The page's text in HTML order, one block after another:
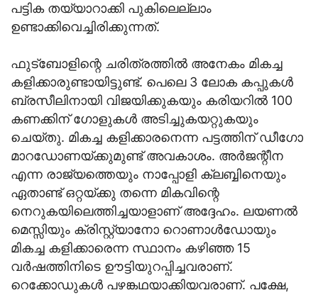
പട്ടിക തയ്യാറാക്കി പുകിലെല്ലാം
ഉണ്ടാക്കിവെച്ചിരിക്കുന്നത്.
ഫുട്ബോളിന്റെ ചരിത്രത്തില്‍ അനേകം മികച്ച
കളിക്കാരുണ്ടായിട്ടുണ്ട്. പെലെ 3 ലോക കപ്പുകള്‍
ബ്രസീലിനായി വിജയിക്കുകയും കരിയറില്‍ 100
കണക്കിന് ഗോളുകള്‍ അടിച്ചുകയറ്റുകയും
ചെയ്തു. മികച്ച കളിക്കാരനെന്ന പട്ടത്തിന് ഡീഗോ
മാറഡോണയ്ക്കുമുണ്ട് അവകാശം. അര്‍ജന്റീന
എന്ന രാജ്യത്തെയും നാപ്പോളി ക്ലബ്ബിനെയും
ഏതാണ്ട് ഒറ്റയ്ക്കു തന്നെ മികവിന്റെ
നെറുകയിലെത്തിച്ചയാളാണ് അദ്ദേഹം. ലയണല്‍
മെസ്സിയും ക്രിസ്റ്റ്യാനോ റൊണാള്‍ഡോയും
മികച്ച കളിക്കാരെന്ന സ്ഥാനം കഴിഞ്ഞ 15
വര്‍ഷത്തിനിടെ ഊട്ടിയുറപ്പിച്ചവരാണ്.
റെക്കോഡുകള്‍ പഴങ്കഥയാക്കിയവരാണ്. പക്ഷേ,